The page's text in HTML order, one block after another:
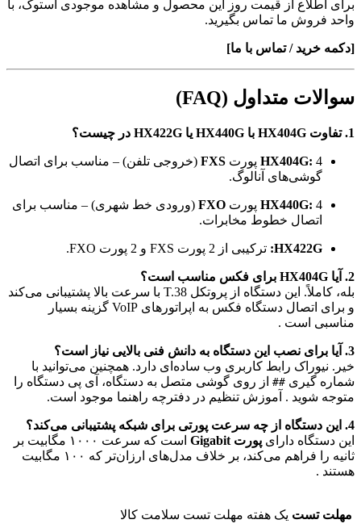
برای اطلاع از قیمت روز این محصول و مشاهده موجودی استوک، با
واحد فروش ما تماس بگیرید.
[دکمه خرید / تماس با ما]
سوالات متداول (FAQ)
1. تفاوت HX404G با HX440G یا HX422G در چیست؟
HX404G: 4 پورت FXS (خروجی تلفن) – مناسب برای اتصال
گوشی‌های آنالوگ.
HX440G: 4 پورت FXO (ورودی خط شهری) – مناسب برای
اتصال خطوط مخابرات.
HX422G: ترکیبی از 2 پورت FXS و 2 پورت FXO.
2. آیا HX404G برای فکس مناسب است؟
بله، کاملاً. این دستگاه از پروتکل T.38 با سرعت بالا پشتیبانی می‌کند
و برای اتصال دستگاه فکس به اپراتورهای VoIP گزینه بسیار
مناسبی است .
3. آیا برای نصب این دستگاه به دانش فنی بالایی نیاز است؟
خیر. نیوراک رابط کاربری وب ساده‌ای دارد. همچنین می‌توانید با
شماره گیری ## از روی گوشی متصل به دستگاه، آی پی دستگاه را
متوجه شوید . آموزش تنظیم در دفترچه راهنما موجود است.
4. این دستگاه از چه سرعت پورتی برای شبکه پشتیبانی می‌کند؟
این دستگاه دارای پورت Gigabit
است که سرعت ۱۰۰۰ مگابیت بر
ثانیه را فراهم می‌کند، بر خلاف مدل‌های ارزان‌تر که ۱۰۰ مگابیت
هستند .
مهلت تست یک هفته مهلت تست سلامت کالا